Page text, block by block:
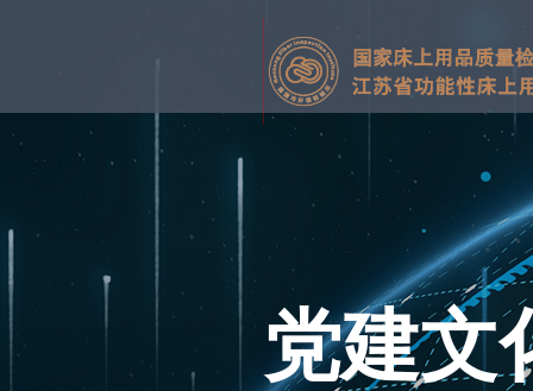
党建文